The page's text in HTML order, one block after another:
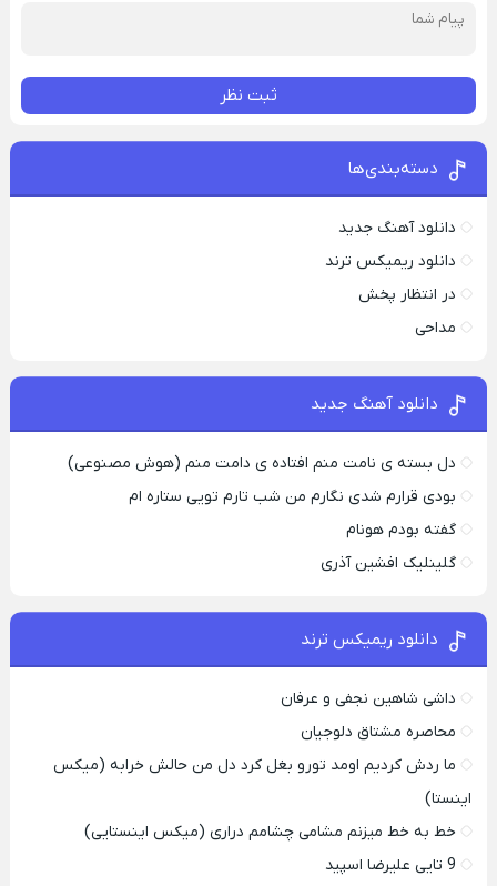
ثبت نظر
دسته‌بندی‌ها
دانلود آهنگ جدید
دانلود ریمیکس ترند
در انتظار پخش
مداحی
دانلود آهنگ جدید
دل بسته ی نامت منم افتاده ی دامت منم (هوش مصنوعی)
بودی قرارم شدی نگارم من شب تارم تویی ستاره ام
گفته بودم هونام
گلینلیک افشین آذری
دانلود ریمیکس ترند
داشی شاهین نجفی و عرفان
محاصره مشتاق دلوجیان
ما ردش کردیم اومد تورو بغل کرد دل من حالش خرابه (میکس
اینستا)
خط به خط میزنم مشامی چشامم دراری (میکس اینستایی)
9 تایی علیرضا اسپید